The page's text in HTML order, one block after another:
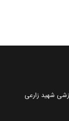
شهید زارعی